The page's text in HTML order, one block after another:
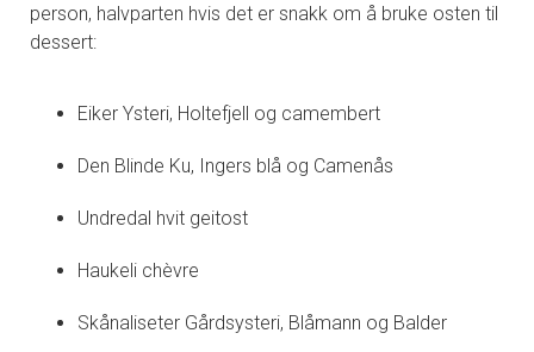
person, halvparten hvis det er snakk om å bruke osten til
dessert:
Eiker Ysteri, Holtefjell og camembert
Den Blinde Ku, Ingers blå og Camenås
Undredal hvit geitost
Haukeli chèvre
Skånaliseter Gårdsysteri, Blåmann og Balder